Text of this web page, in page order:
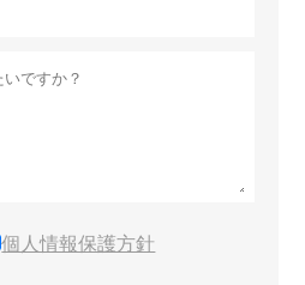
個人情報保護方針